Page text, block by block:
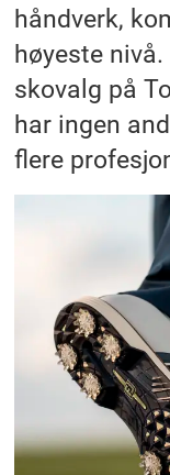
håndverk,
høyeste
skovalg på
har ingen
flere